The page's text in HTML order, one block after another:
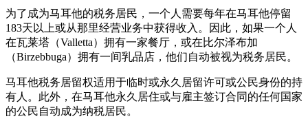
为了成为马耳他的税务居民，一个人需要每年在马耳他停留
183天以上或从那里经营业务中获得收入。因此，如果一个人
在瓦莱塔（Valletta）拥有一家餐厅，或在比尔泽布加
（Birzebbuga）拥有一间乳品店，他们自动被视为税务居民。
马耳他税务居留权适用于临时或永久居留许可或公民身份的持
有人。此外，在马耳他永久居住或与雇主签订合同的任何国家
的公民自动成为纳税居民。